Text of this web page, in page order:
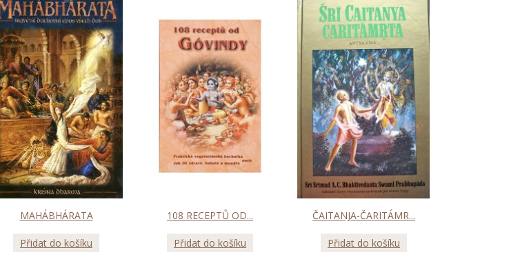
MAHÁBHÁRATA
Přidat do košíku
108 RECEPTŮ OD...
Přidat do košíku
ČAITANJA-ČARITÁMR...
Přidat do košíku